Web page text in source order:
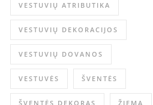
VESTUVIŲ ATRIBUTIKA
VESTUVIŲ DEKORACIJOS
VESTUVIŲ DOVANOS
VESTUVĖS ŠVENTĖS
ŠVENTĖS DEKORAS ŽIEMA